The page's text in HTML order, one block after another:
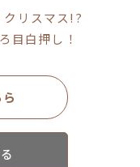
リスマス!?
目白押し！